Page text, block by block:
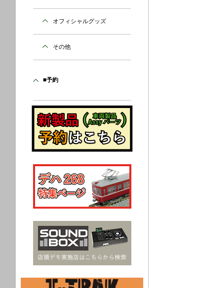
オフィシャルグッズ
その他
■予約